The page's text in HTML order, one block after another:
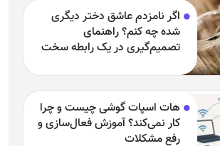
اگر نامزدم عاشق دختر دیگری
شده چه کنم؟ راهنمای
تصمیم‌گیری در یک رابطه سخت
هات اسپات گوشی چیست و چرا
کار نمی‌کند؟ آموزش فعال‌سازی و
رفع مشکلات